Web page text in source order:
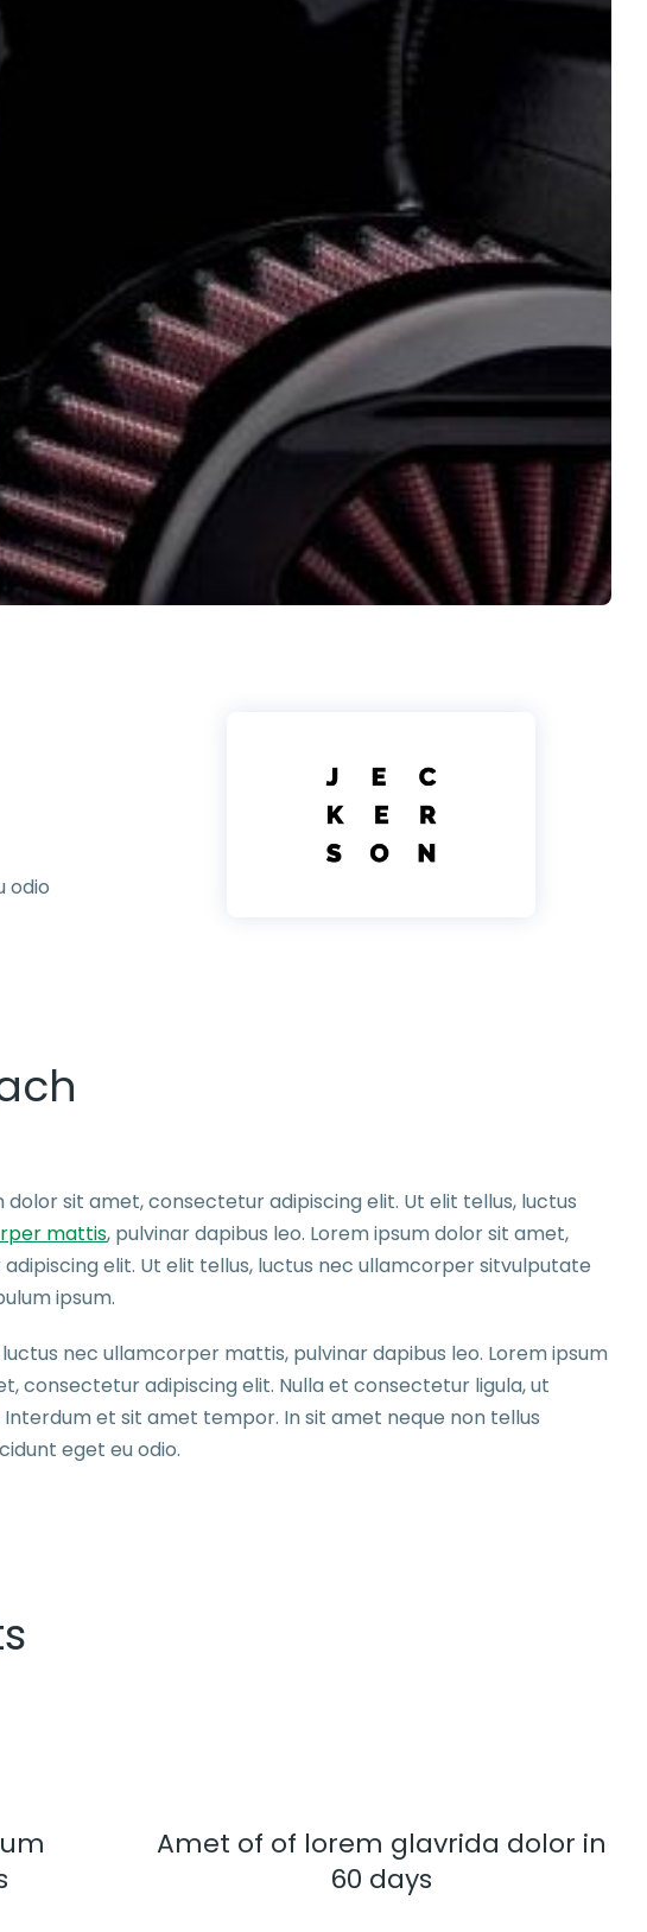
odio
dolor sit amet, consectetur adipiscing elit. Ut elit tellus, luctus
mattis, pulvinar dapibus leo. Lorem ipsum dolor sit amet,
elit. Ut elit tellus, luctus nec ullamcorper sitvulputate
ipsum.
nec ullamcorper mattis, pulvinar dapibus leo. Lorem ipsum
consectetur adipiscing elit. Nulla et consectetur ligula, ut
Interdum et sit amet tempor. In sit amet neque non tellus
eget eu odio.
Amet of of lorem glavrida dolor in
60 days